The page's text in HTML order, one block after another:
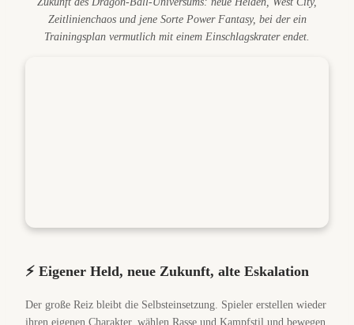
Zeitlinienchaos und jene Sorte Power Fantasy, bei der ein
Trainingsplan vermutlich mit einem Einschlagskrater endet.
⚡ Eigener Held, neue Zukunft, alte Eskalation
Der große Reiz bleibt die Selbsteinsetzung. Spieler erstellen wieder
ihren eigenen Charakter, wählen Rasse und Kampfstil und bewegen